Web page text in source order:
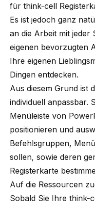
für think-cell
Es ist jedoch ganz
an die Arbeit mit jeder
eigenen bevorzugten
Ihre eigenen
Dingen entdecken.
Aus diesem Grund ist
individuell anpassbar.
Menüleiste von
positionieren und
Befehlsgruppen,
sollen, sowie deren
Registerkarte
Auf die Ressourcen
Sobald Sie Ihre think-